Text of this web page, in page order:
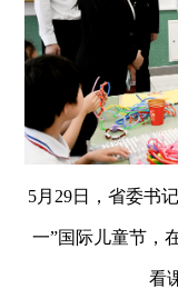
5月29日，省委书
一”国际儿童节，
看